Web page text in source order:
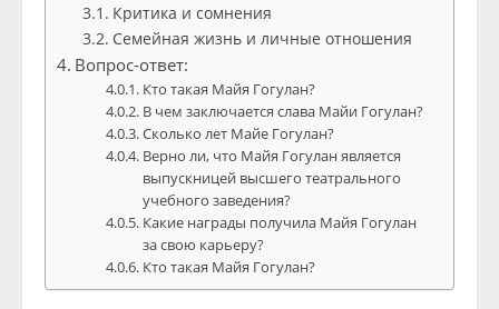
Критика и сомнения
Семейная жизнь и личные отношения
Вопрос-ответ:
Кто такая Майя Гогулан?
В чем заключается слава Майи Гогулан?
Сколько лет Майе Гогулан?
Верно ли, что Майя Гогулан является
выпускницей высшего театрального
учебного заведения?
Какие награды получила Майя Гогулан
за свою карьеру?
Кто такая Майя Гогулан?